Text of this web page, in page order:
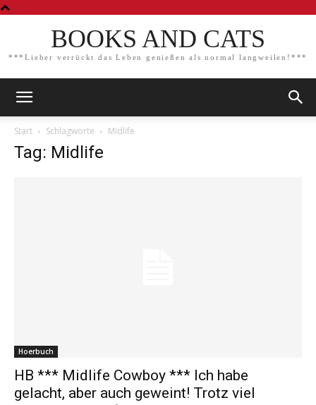
BOOKS AND CATS
***Lieber verrückt das Leben genießen als normal langweilen!***
Start Schlagworte Midlife
Tag: Midlife
Hoerbuch
HB *** Midlife Cowboy *** Ich habe
gelacht, aber auch geweint! Trotz viel